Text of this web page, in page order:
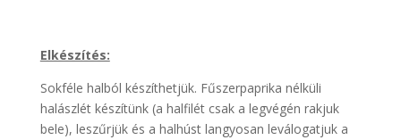
Elkészítés:
Sokféle halból készíthetjük. Fűszerpaprika nélküli
halászlét készítünk (a halfilét csak a legvégén rakjuk
bele), leszűrjük és a halhúst langyosan leválogatjuk a